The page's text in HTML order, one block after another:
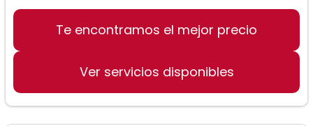
Derecho de Familia
Mediación
Testamentos/Procesos de Sucesión
Te encontramos el mejor precio
Ver servicios disponibles